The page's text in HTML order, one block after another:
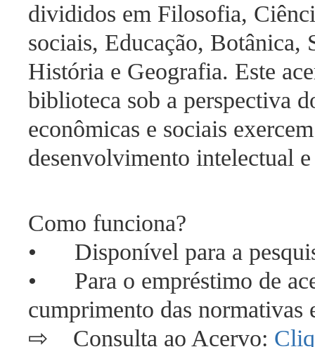
divididos em Filosofia,
sociais, Educação,
História e Geografia. Este
biblioteca sob a perspectiva
econômicas e sociais
desenvolvimento intelectual
Como funciona?
• Disponível para a
• Para o empréstimo de
cumprimento das normativas
⇨ Consulta ao Acervo: